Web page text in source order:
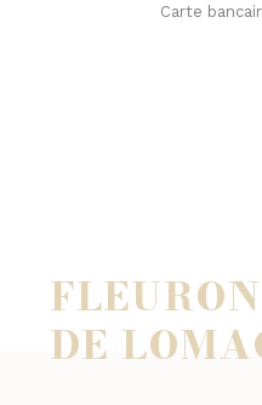
Carte
DE